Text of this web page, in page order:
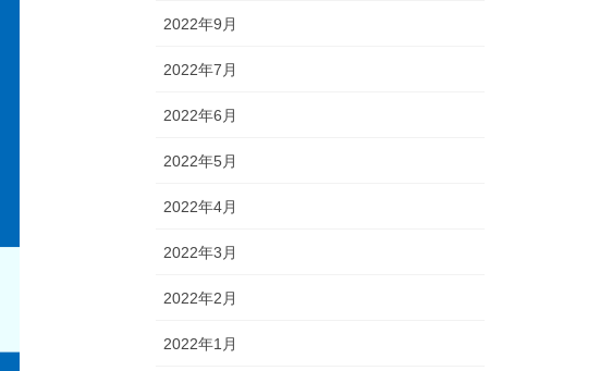
2022年9月
2022年7月
2022年6月
2022年5月
2022年4月
2022年3月
2022年2月
2022年1月